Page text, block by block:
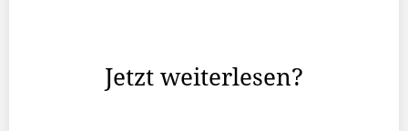
Jetzt weiterlesen?